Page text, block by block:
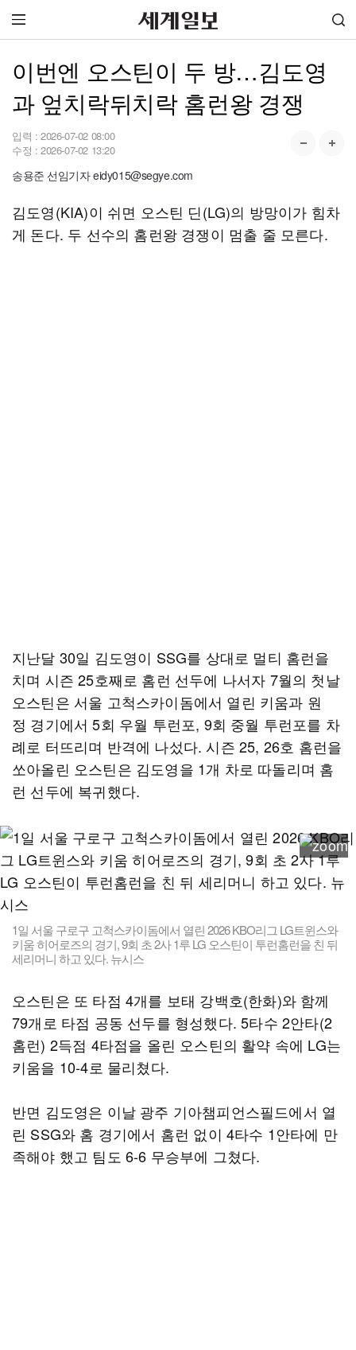
이번엔 오스틴이 두 방…김도영
과 엎치락뒤치락 홈런왕 경쟁
입력 : 2026-07-02 08:00
수정 : 2026-07-02 13:20
송용준 선임기자 eidy015@segye.com
김도영(KIA)이 쉬면 오스틴 딘(LG)의 방망이가 힘차
게 돈다. 두 선수의 홈런왕 경쟁이 멈출 줄 모른다.
지난달 30일 김도영이 SSG를 상대로 멀티 홈런을
치며 시즌 25호째로 홈런 선두에 나서자 7월의 첫날
오스틴은 서울 고척스카이돔에서 열린 키움과 원
정 경기에서 5회 우월 투런포, 9회 중월 투런포를 차
례로 터뜨리며 반격에 나섰다. 시즌 25, 26호 홈런을
쏘아올린 오스틴은 김도영을 1개 차로 따돌리며 홈
런 선두에 복귀했다.
1일 서울 구로구 고척스카이돔에서 열린 2026 KBO리그 LG트윈스와
키움 히어로즈의 경기, 9회 초 2사 1루 LG 오스틴이 투런홈런을 친 뒤
세리머니 하고 있다. 뉴시스
오스틴은 또 타점 4개를 보태 강백호(한화)와 함께
79개로 타점 공동 선두를 형성했다. 5타수 2안타(2
홈런) 2득점 4타점을 올린 오스틴의 활약 속에 LG는
키움을 10-4로 물리쳤다.
반면 김도영은 이날 광주 기아챔피언스필드에서 열
린 SSG와 홈 경기에서 홈런 없이 4타수 1안타에 만
족해야 했고 팀도 6-6 무승부에 그쳤다.